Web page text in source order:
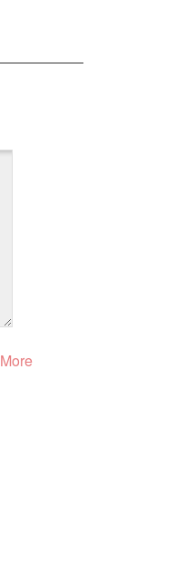
More